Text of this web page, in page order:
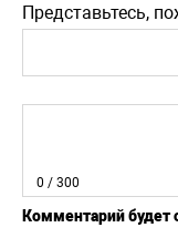
Представьтесь,
0 / 300
Комментарий будет